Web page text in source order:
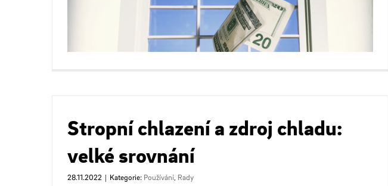
Stropní chlazení a zdroj chladu:
velké srovnání
28.11.2022 | Kategorie: Používání Rady